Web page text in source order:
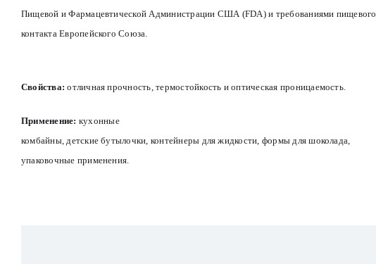
Пищевой и Фармацевтической Администрации США (FDA) и требованиями пищевого
контакта Европейского Союза.
Свойства: отличная прочность, термостойкость и оптическая проницаемость.
Применение: кухонные
комбайны, детские бутылочки, контейнеры для жидкости, формы для шоколада,
упаковочные применения.